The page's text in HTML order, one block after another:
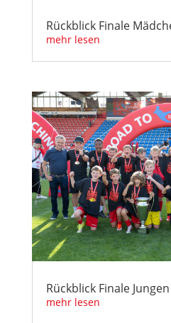
Rückblick Finale
mehr lesen
Rückblick Finale
mehr lesen